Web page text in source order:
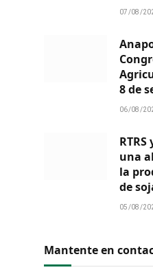
07/08/
8 de
06/08/
una
la
de
05/08/
Mantente en